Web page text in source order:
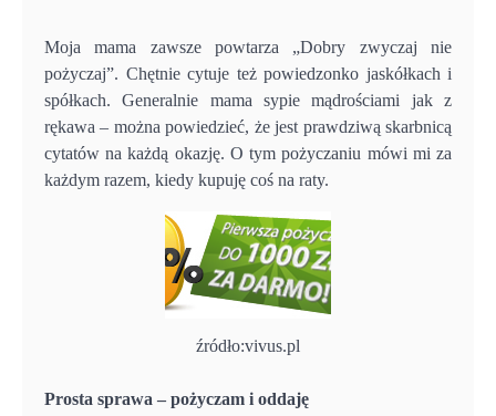
Moja mama zawsze powtarza „Dobry zwyczaj nie
pożyczaj”. Chętnie cytuje też powiedzonko jaskółkach i
spółkach. Generalnie mama sypie mądrościami jak z
rękawa – można powiedzieć, że jest prawdziwą skarbnicą
cytatów na każdą okazję. O tym pożyczaniu mówi mi za
każdym razem, kiedy kupuję coś na raty.
źródło:vivus.pl
Prosta sprawa – pożyczam i oddaję